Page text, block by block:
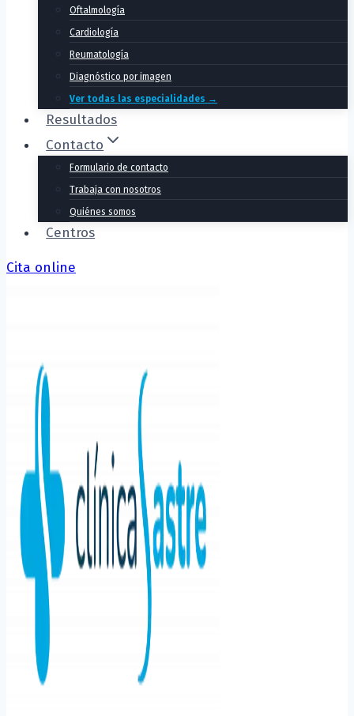
Oftalmología
Cardiología
Reumatología
Diagnóstico por imagen
Ver todas las especialidades →
Resultados
Contacto
Formulario de contacto
Trabaja con nosotros
Quiénes somos
Centros
Cita online